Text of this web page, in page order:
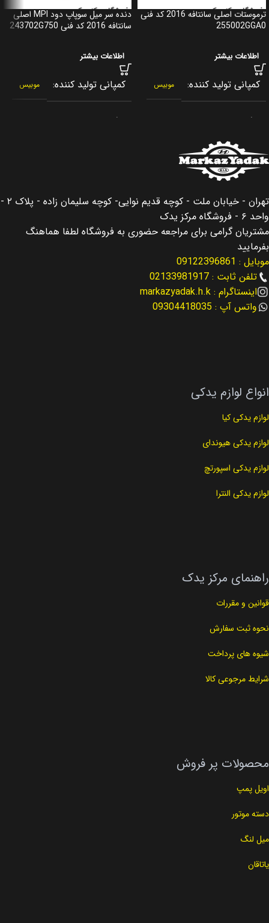
ترموستات اصلی سانتافه 2016 کد فنی
255002GGA0
اطلاعات بیشتر
کمپانی تولید کننده موبیس
برند
کشور سازنده کره جنوبی
مناسب برای سانتافه Santafe
مناسب برای سال
2013 – 2016
دنده سر میل سوپاپ دود MPI اصلی
سانتافه 2016 کد فنی 243702G750
اطلاعات بیشتر
کمپانی تولید کننده موبیس
برند
مناسب برای سانتافه Santafe
تهران - خیابان ملت - کوچه قدیم نوایی- کوچه سلیمان زاده - پلاک ۲ -
واحد ۶ - فروشگاه مرکز یدک
مشتریان گرامی برای مراجعه حضوری به فروشگاه لطفا هماهنگ
بفرمایید
موبایل : 09122396861
تلفن ثابت : 02133981917
اینستاگرام : markazyadak.h.k
واتس آپ : 09304418035
انواع لوازم یدکی
لوازم یدکی کیا
لوازم یدکی هیوندای
لوازم یدکی اسپورتچ
لوازم یدکی النترا
راهنمای مرکز یدک
قوانین و مقررات
نحوه ثبت سفارش
شیوه های پرداخت
شرایط مرجوعی کالا
محصولات پر فروش
اویل پمپ
دسته موتور
میل لنگ
یاتاقان